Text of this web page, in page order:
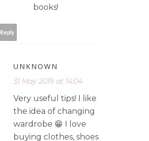
books!
Reply
UNKNOWN
31 May 2019 at 14:04
Very useful tips! I like
the idea of changing
wardrobe 😁 I love
buying clothes, shoes